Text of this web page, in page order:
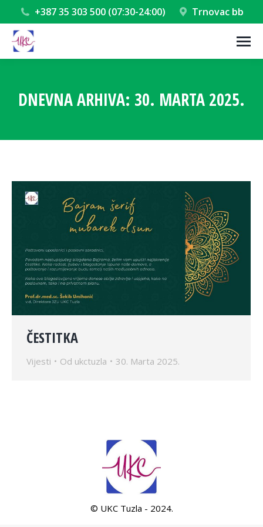
+387 35 303 500 (07:30-24:00) Trnovac bb
DNEVNA ARHIVA: 30. MARTA 2025.
ČESTITKA
Vijesti Od ukctuzla 30. Marta 2025.
© UKC Tuzla - 2024.